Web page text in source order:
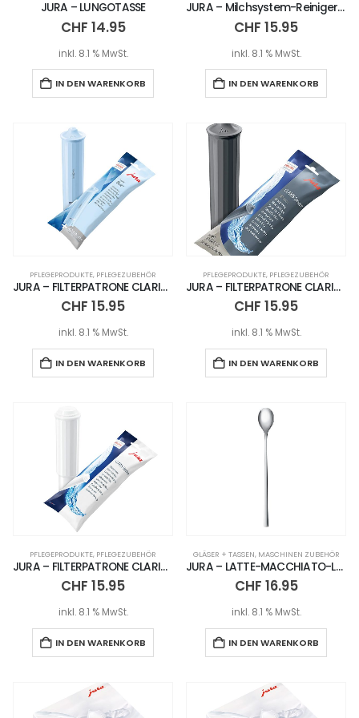
JURA – LUNGOTASSE
CHF 14.95
inkl. 8.1 % MwSt.
IN DEN WARENKORB
JURA – Milchsystem-Reiniger (Mini-Tabs) 90 g
CHF 15.95
inkl. 8.1 % MwSt.
IN DEN WARENKORB
PFLEGEPRODUKTE, PFLEGEZUBEHÖR
JURA – FILTERPATRONE CLARIS BLUE+
CHF 15.95
inkl. 8.1 % MwSt.
IN DEN WARENKORB
PFLEGEPRODUKTE, PFLEGEZUBEHÖR
JURA – FILTERPATRONE CLARIS SMART+
CHF 15.95
inkl. 8.1 % MwSt.
IN DEN WARENKORB
PFLEGEPRODUKTE, PFLEGEZUBEHÖR
JURA – FILTERPATRONE CLARIS WHITE
CHF 15.95
inkl. 8.1 % MwSt.
IN DEN WARENKORB
GLÄSER + TASSEN, MASCHINEN ZUBEHÖR
JURA – LATTE-MACCHIATO-LÖFFEL – 2ER SET
CHF 16.95
inkl. 8.1 % MwSt.
IN DEN WARENKORB